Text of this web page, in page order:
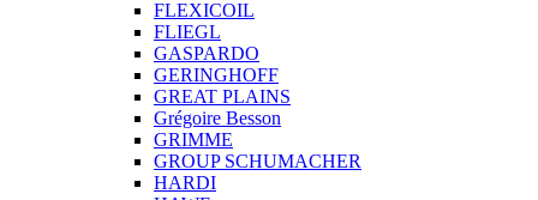
FLEXICOIL
FLIEGL
GASPARDO
GERINGHOFF
GREAT PLAINS
Grégoire Besson
GRIMME
GROUP SCHUMACHER
HARDI